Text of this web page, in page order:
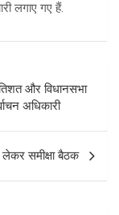
लगाए गए हैं.
और विधानसभा
अधिकारी
समीक्षा बैठक